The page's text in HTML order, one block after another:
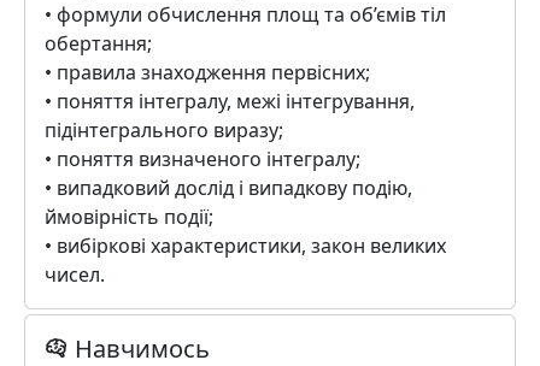
• формули обчислення площ та об’ємів тіл
обертання;
• правила знаходження первісних;
• поняття інтегралу, межі інтегрування,
підінтегрального виразу;
• поняття визначеного інтегралу;
• випадковий дослід і випадкову подію,
ймовірність події;
• вибіркові характеристики, закон великих
чисел.
Навчимось